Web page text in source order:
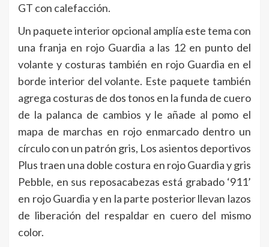
GT con calefacción.
Un paquete interior opcional amplía este tema con
una franja en rojo Guardia a las 12 en punto del
volante y costuras también en rojo Guardia en el
borde interior del volante. Este paquete también
agrega costuras de dos tonos en la funda de cuero
de la palanca de cambios y le añade al pomo el
mapa de marchas en rojo enmarcado dentro un
círculo con un patrón gris, Los asientos deportivos
Plus traen una doble costura en rojo Guardia y gris
Pebble, en sus reposacabezas está grabado ‘911’
en rojo Guardia y en la parte posterior llevan lazos
de liberación del respaldar en cuero del mismo
color.